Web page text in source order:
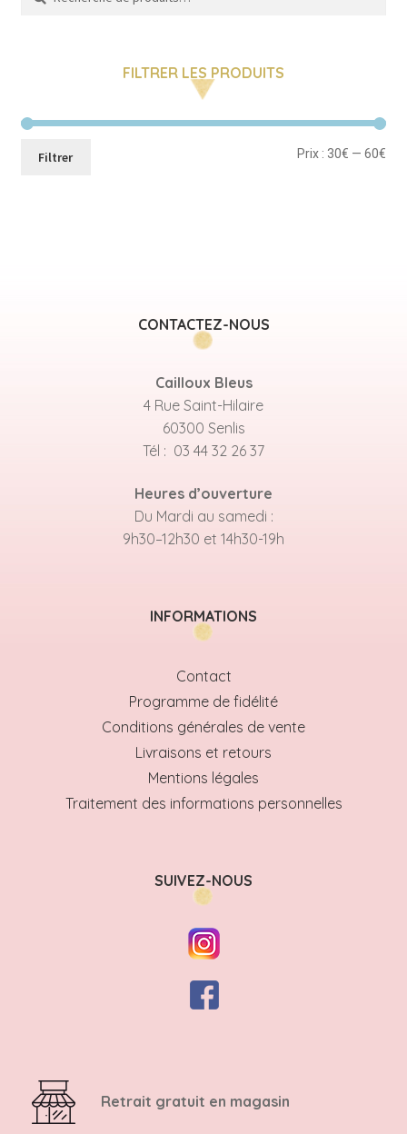
pour :
FILTRER LES PRODUITS
Filtrer Prix : 30€ —60€
CONTACTEZ-NOUS
Cailloux Bleus
4 Rue Saint-Hilaire
60300 Senlis
Tél : 03 44 32 26 37
Heures d’ouverture
Du Mardi au samedi :
9h30–12h30 et 14h30-19h
INFORMATIONS
Contact
Programme de fidélité
Conditions générales de vente
Livraisons et retours
Mentions légales
Traitement des informations personnelles
SUIVEZ-NOUS
Retrait gratuit en magasin